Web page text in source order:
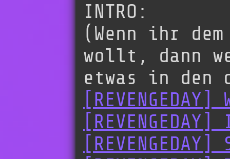
INTRO:
(Wenn ihr
wollt, dann
etwas in
[REVENGEDAY]